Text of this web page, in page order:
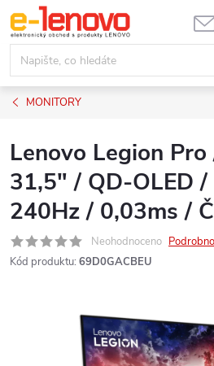
Přejít
na
obsah
MONITORY
Lenovo Legion
31,5" / QD-OLED
240Hz / 0,03ms /
Neohodnoceno
Kód produktu: 69D0GACBEU